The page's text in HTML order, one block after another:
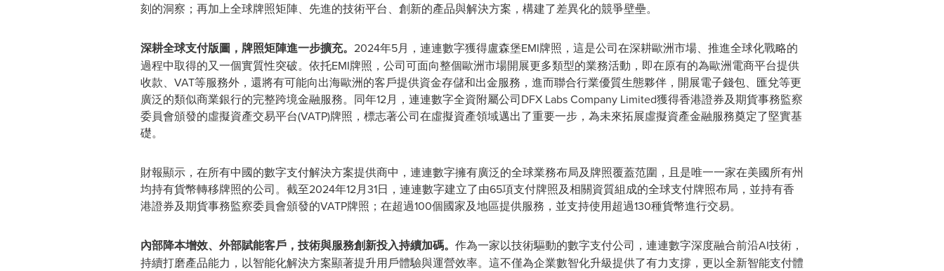
刻的洞察；再加上全球牌照矩陣、先進的技術平台、創新的產品與解決方案，構建了差異化的競爭壁壘。
深耕全球支付版圖，牌照矩陣進一步擴充。 2024年5月，連連數字獲得盧森堡EMI牌照，這是公司在深耕歐洲市場、推進全球化戰略的
過程中取得的又一個實質性突破。依托EMI牌照，公司可面向整個歐洲市場開展更多類型的業務活動，即在原有的為歐洲電商平台提供
收款、VAT等服務外，還將有可能向出海歐洲的客戶提供資金存儲和出金服務，進而聯合行業優質生態夥伴，開展電子錢包、匯兌等更
廣泛的類似商業銀行的完整跨境金融服務。同年12月，連連數字全資附屬公司DFX Labs Company Limited獲得香港證券及期貨事務監察
委員會頒發的虛擬資產交易平台(VATP)牌照，標志著公司在虛擬資產領域邁出了重要一步，為未來拓展虛擬資產金融服務奠定了堅實基
礎。
財報顯示，在所有中國的數字支付解決方案提供商中，連連數字擁有廣泛的全球業務布局及牌照覆蓋范圍，且是唯一一家在美國所有州
均持有貨幣轉移牌照的公司。截至2024年12月31日，連連數字建立了由65項支付牌照及相關資質組成的全球支付牌照布局，並持有香
港證券及期貨事務監察委員會頒發的VATP牌照；在超過100個國家及地區提供服務，並支持使用超過130種貨幣進行交易。
內部降本增效、外部賦能客戶，技術與服務創新投入持續加碼。 作為一家以技術驅動的數字支付公司，連連數字深度融合前沿AI技術，
持續打磨產品能力，以智能化解決方案顯著提升用戶體驗與運營效率。這不僅為企業數智化升級提供了有力支撐，更以全新智能支付體